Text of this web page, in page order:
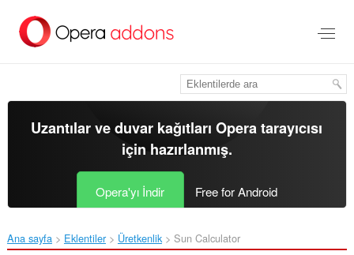
içeriğe
Uzantılar ve duvar kağıtlarıOpera tarayıcısı
için hazırlanmış.
Opera'yı İndir Free for Android
Ana sayfa Eklentiler Üretkenlik Sun Calculator‎